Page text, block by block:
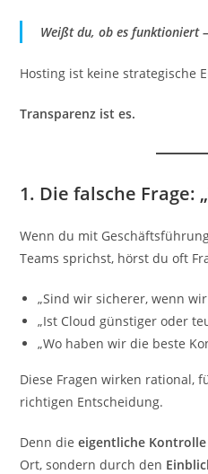
Weißt du, ob es funktioniert
Hosting ist keine strategische
Transparenz ist es.
1. Die falsche Frage:
Wenn du mit
Teams sprichst, hörst du oft
„Sind wir sicherer, wenn
„Ist Cloud günstiger oder
„Wo haben wir die beste
Diese Fragen wirken rational,
richtigen Entscheidung.
Denn dieeigentliche Kontrolle
Ort, sondern durch den